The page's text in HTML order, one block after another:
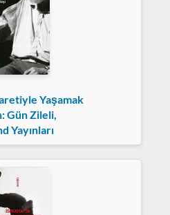
Yaşamak
Gün Zileli,
Yayınları